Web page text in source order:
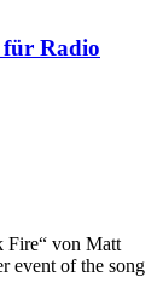
Radio
Fire“ von Matt
event of the song